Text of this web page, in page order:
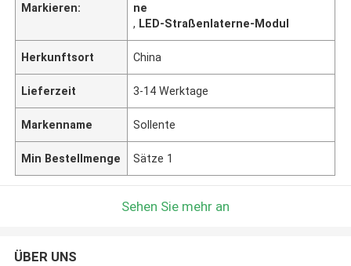
Markieren:
ne
, LED-Straßenlaterne-Modul
Herkunftsort China
Lieferzeit 3-14 Werktage
Markenname Sollente
Min Bestellmenge Sätze 1
Sehen Sie mehr an
ÜBER UNS